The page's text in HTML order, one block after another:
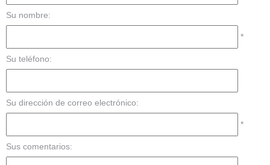
Su nombre:
*
Su teléfono:
Su dirección de correo electrónico:
*
Sus comentarios: